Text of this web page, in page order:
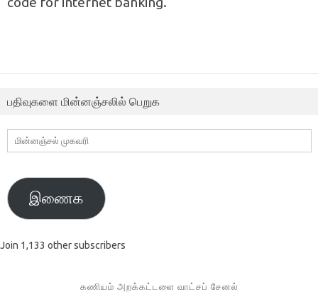
பதிவுகளை மின்னஞ்சலில் பெறுக
மின்னஞ்சல்
முகவரி
இணைக
Join 1,133 other subscribers
கணியம் அறக்கட்டளை வாட்சப் சேனல்